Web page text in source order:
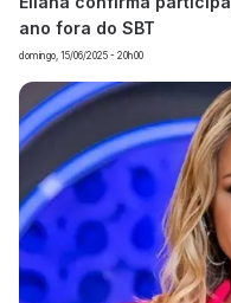
ano fora do SBT
domingo, 15/06/2025 - 20h00